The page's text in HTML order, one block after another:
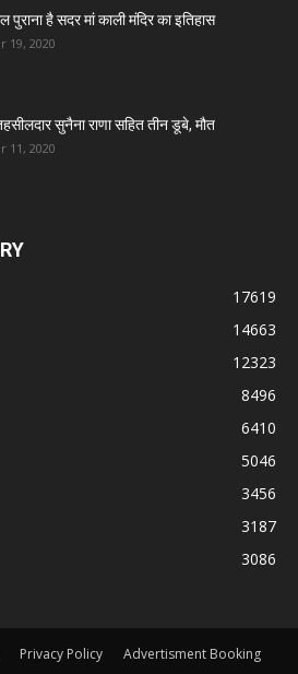
पुराना है सदर मां काली मंदिर का इतिहास
19, 2020
सुनैना राणा सहित तीन डूबे, मौत
11, 2020
17619
14663
12323
8496
6410
5046
3456
3187
3086
Privacy Policy Advertisment Booking